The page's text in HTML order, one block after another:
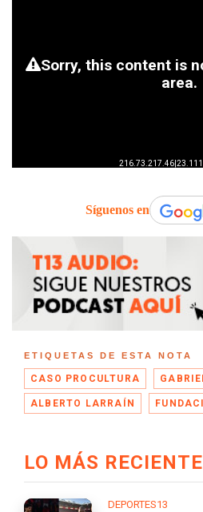
Síguenos en
ETIQUETAS DE ESTA NOTA
CASO PROCULTURA
ALBERTO LARRAÍN
LO MÁS RECIENTE
DEPORTES13